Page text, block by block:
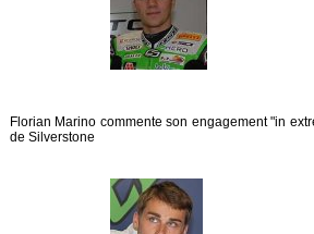
Florian Marino commente son engagement "in
de Silverstone